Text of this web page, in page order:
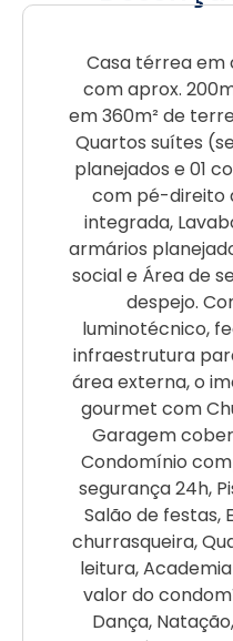
Casa térrea em
com aprox.
em 360m² de
Quartos suítes
planejados e 01
com pé-direito
integrada,
armários
social e Área de
despejo.
luminotécnico,
infraestrutura
área externa, o
gourmet com
Garagem
Condomínio
segurança 24h,
Salão de festas,
churrasqueira,
leitura,
valor do
Dança,